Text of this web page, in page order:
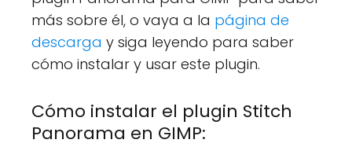
más sobre él, o vaya a la página de
descarga y siga leyendo para saber
cómo instalar y usar este plugin.
Cómo instalar el plugin Stitch
Panorama en GIMP: